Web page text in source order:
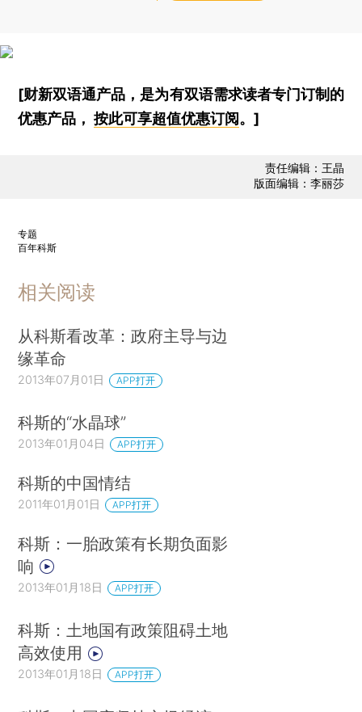
[财新双语通产品，是为有双语需求读者专门订制的
优惠产品，按此可享超值优惠订阅 。]
责任编辑：王晶
版面编辑：李丽莎
专题
百年科斯
相关阅读
从科斯看改革：政府主导与边
缘革命
2013年07月01日 APP打开
科斯的“水晶球”
2013年01月04日 APP打开
科斯的中国情结
2011年01月01日 APP打开
科斯：一胎政策有长期负面影
响
2013年01月18日 APP打开
科斯：土地国有政策阻碍土地
高效使用
2013年01月18日 APP打开